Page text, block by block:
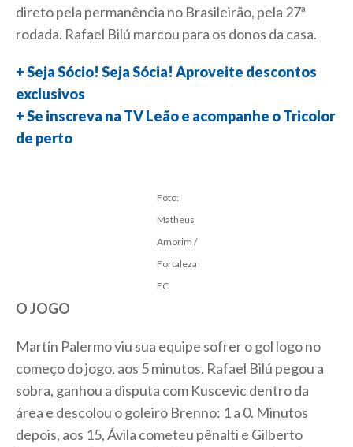
direto pela permanência no Brasileirão, pela 27ª
rodada. Rafael Bilú marcou para os donos da casa.
+ Seja Sócio! Seja Sócia! Aproveite descontos
exclusivos
+ Se inscreva na TV Leão e acompanhe o Tricolor
de perto
Foto:
Matheus
Amorim /
Fortaleza
EC
O JOGO
Martín Palermo viu sua equipe sofrer o gol logo no
começo do jogo, aos 5 minutos. Rafael Bilú pegou a
sobra, ganhou a disputa com Kuscevic dentro da
área e descolou o goleiro Brenno: 1 a 0. Minutos
depois, aos 15, Ávila cometeu pênalti e Gilberto